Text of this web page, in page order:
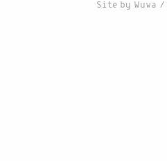
Site by Wuwa /